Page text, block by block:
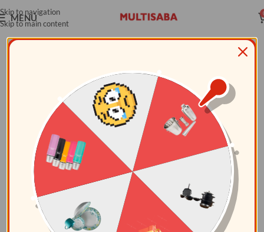
Skip to navigation
Skip to main content
MENÚ